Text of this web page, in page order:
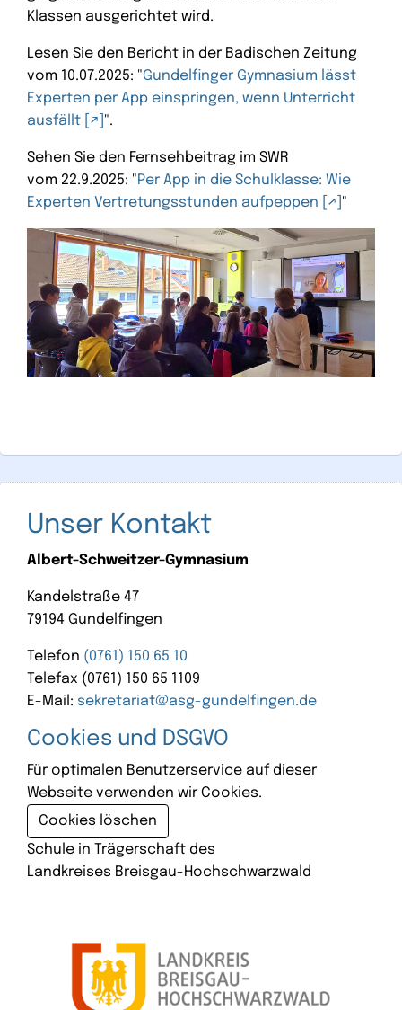
Klassen ausgerichtet wird.
Lesen Sie den Bericht in der Badischen Zeitung
vom 10.07.2025: "Gundelfinger Gymnasium lässt
Experten per App einspringen, wenn Unterricht
ausfällt
".
Sehen Sie den Fernsehbeitrag im SWR
vom 22.9.2025: "Per App in die Schulklasse: Wie
Experten Vertretungsstunden aufpeppen
"
Unser Kontakt
Albert-Schweitzer-Gymnasium
Kandelstraße 47
79194 Gundelfingen
Telefon (0761) 150 65 10
Telefax (0761) 150 65 1109
E-Mail: sekretariat@asg-gundelfingen.de
Cookies und DSGVO
Für optimalen Benutzerservice auf dieser
Webseite verwenden wir Cookies.
Cookies löschen
Schule in Trägerschaft des
Landkreises Breisgau-Hochschwarzwald